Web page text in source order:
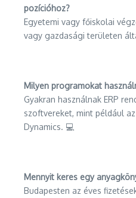
pozícióhoz?
Egyetemi vagy főiskolai
vagy gazdasági területen
Milyen programokat
Gyakran használnak ERP
szoftvereket, mint például
Dynamics. 💻
Mennyit keres egy
Budapesten az éves